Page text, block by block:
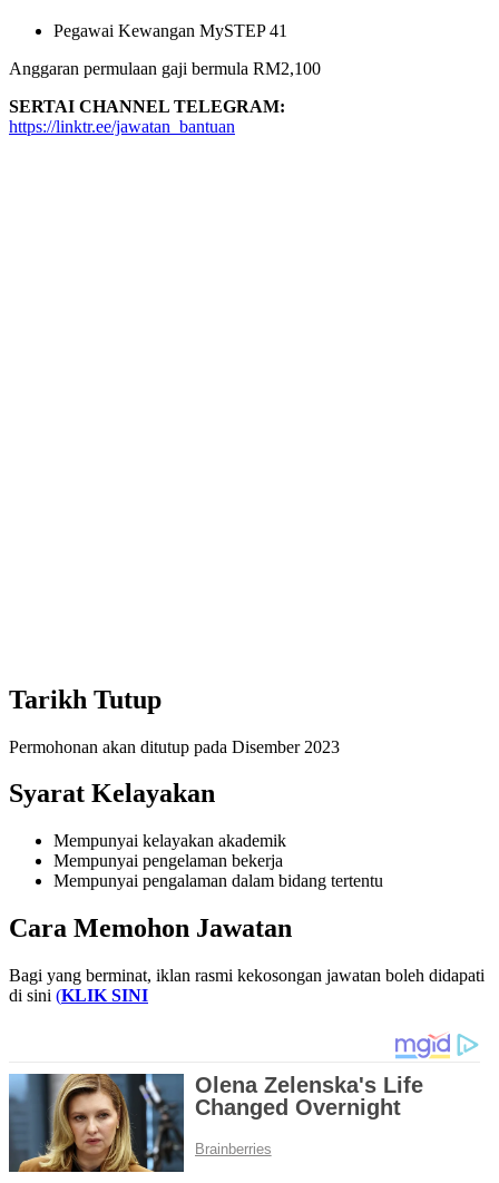
Pegawai Kewangan MySTEP 41
Anggaran permulaan gaji bermula RM2,100
SERTAI CHANNEL TELEGRAM:
https://linktr.ee/jawatan_bantuan
Tarikh Tutup
Permohonan akan ditutup pada Disember 2023
Syarat Kelayakan
Mempunyai kelayakan akademik
Mempunyai pengelaman bekerja
Mempunyai pengalaman dalam bidang tertentu
Cara Memohon Jawatan
Bagi yang berminat, iklan rasmi kekosongan jawatan boleh didapati
di sini (KLIK SINI